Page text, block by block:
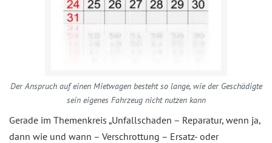
Der Anspruch auf einen Mietwagen besteht so lange, wie der Geschädigte
sein eigenes Fahrzeug nicht nutzen kann
Gerade im Themenkreis „Unfallschaden – Reparatur, wenn ja,
dann wie und wann – Verschrottung – Ersatz- oder